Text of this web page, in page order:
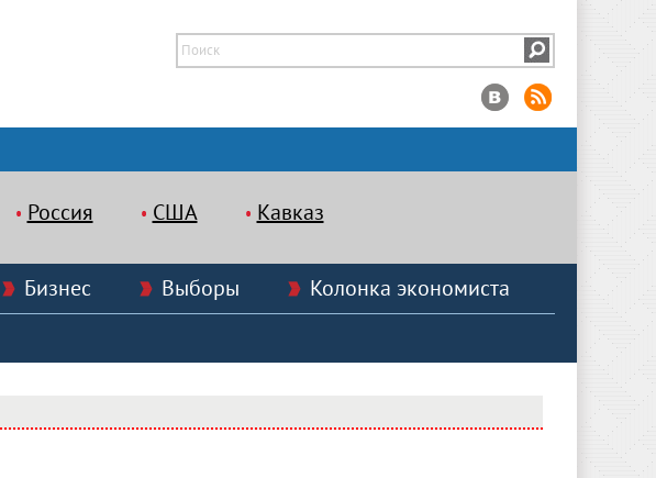
Россия США Кавказ
Бизнес Выборы
Колонка экономиста